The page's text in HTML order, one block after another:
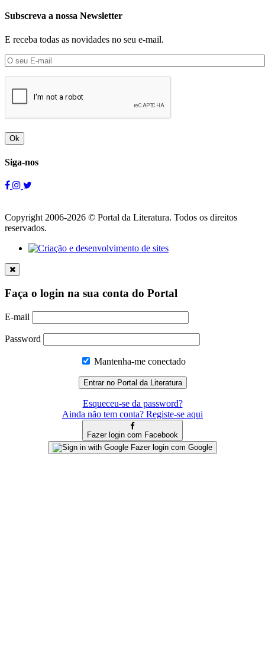
Subscreva a nossa Newsletter
E receba todas as novidades no seu e-mail.
Ok
Siga-nos
Copyright 2006-2026 © Portal da Literatura. Todos os direitos
reservados.
Faça o login na sua conta do Portal
E-mail
Password
Mantenha-me conectado
Esqueceu-se da password?
Ainda não tem conta? Registe-se aqui
Fazer login com Facebook
Fazer login com Google